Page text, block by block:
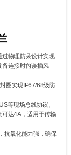
物理防呆设计实现
备连接时的误插风
圈实现IP67/68级防
等现场总线协议。
达4A，适用于传输
抗氧化能力强，确保